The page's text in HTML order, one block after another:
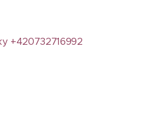
+420732716992